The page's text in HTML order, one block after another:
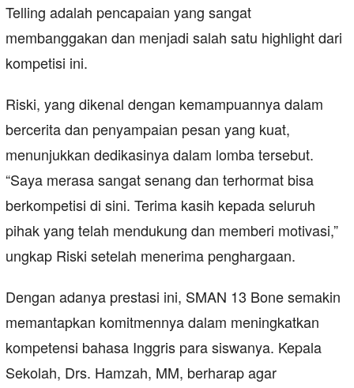
Telling adalah pencapaian yang sangat
membanggakan dan menjadi salah satu highlight dari
kompetisi ini.
Riski, yang dikenal dengan kemampuannya dalam
bercerita dan penyampaian pesan yang kuat,
menunjukkan dedikasinya dalam lomba tersebut.
“Saya merasa sangat senang dan terhormat bisa
berkompetisi di sini. Terima kasih kepada seluruh
pihak yang telah mendukung dan memberi motivasi,”
ungkap Riski setelah menerima penghargaan.
Dengan adanya prestasi ini, SMAN 13 Bone semakin
memantapkan komitmennya dalam meningkatkan
kompetensi bahasa Inggris para siswanya. Kepala
Sekolah, Drs. Hamzah, MM, berharap agar